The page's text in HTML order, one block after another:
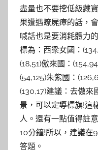
盡量也不要挖低級藏
果遭遇瞭屍瘴的話，
喊話也是要消耗體力
標為：西梁女國：
(18,51)傲來國：
(54,125)朱紫國：
(130,17)建議：去傲
景，可以定導標旗!這
人。還有一點值得註
10分鐘!所以，建議在
答題。